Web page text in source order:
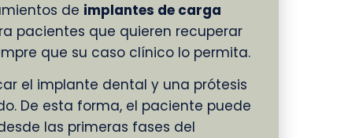
de implantes de carga
pacientes que quieren recuperar
que su caso clínico lo permita.
el implante dental y una prótesis
De esta forma, el paciente puede
las primeras fases del